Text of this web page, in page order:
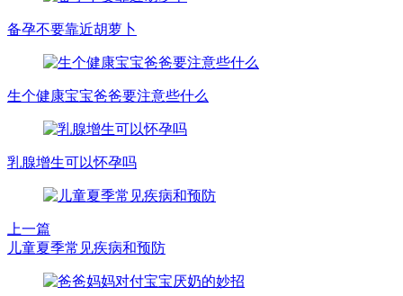
备孕不要靠近胡萝卜
生个健康宝宝爸爸要注意些什么
乳腺增生可以怀孕吗
上一篇
儿童夏季常见疾病和预防